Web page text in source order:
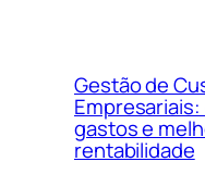
Gestão de
gastos e
rentabilidade